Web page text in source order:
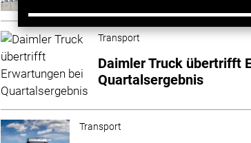
Transport
Daimler Truck übertrifft
Quartalsergebnis
Transport